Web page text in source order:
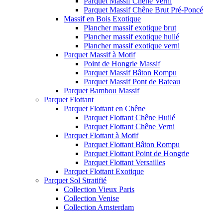
Parquet Massif Chêne Brut Pré-Poncé
Massif en Bois Exotique
Plancher massif exotique brut
Plancher massif exotique huilé
Plancher massif exotique verni
Parquet Massif à Motif
Point de Hongrie Massif
Parquet Massif Bâton Rompu
Parquet Massif Pont de Bateau
Parquet Bambou Massif
Parquet Flottant
Parquet Flottant en Chêne
Parquet Flottant Chêne Huilé
Parquet Flottant Chêne Verni
Parquet Flottant à Motif
Parquet Flottant Bâton Rompu
Parquet Flottant Point de Hongrie
Parquet Flottant Versailles
Parquet Flottant Exotique
Parquet Sol Stratifié
Collection Vieux Paris
Collection Venise
Collection Amsterdam